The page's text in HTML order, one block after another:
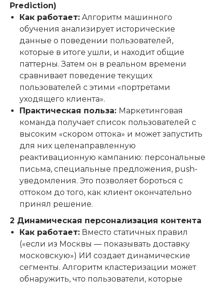
Prediction)
Как работает: Алгоритм машинного
обучения анализирует исторические
данные о поведении пользователей,
которые в итоге ушли, и находит общие
паттерны. Затем он в реальном времени
сравнивает поведение текущих
пользователей с этими «портретами
уходящего клиента».
Практическая польза: Маркетинговая
команда получает список пользователей с
высоким «скором оттока» и может запустить
для них целенаправленную
реактивационную кампанию: персональные
письма, специальные предложения, push-
уведомления. Это позволяет бороться с
оттоком до того, как клиент окончательно
принял решение.
2 Динамическая персонализация контента
Как работает: Вместо статичных правил
(«если из Москвы — показывать доставку
московскую») ИИ создает динамические
сегменты. Алгоритм кластеризации может
обнаружить, что пользователи, которые